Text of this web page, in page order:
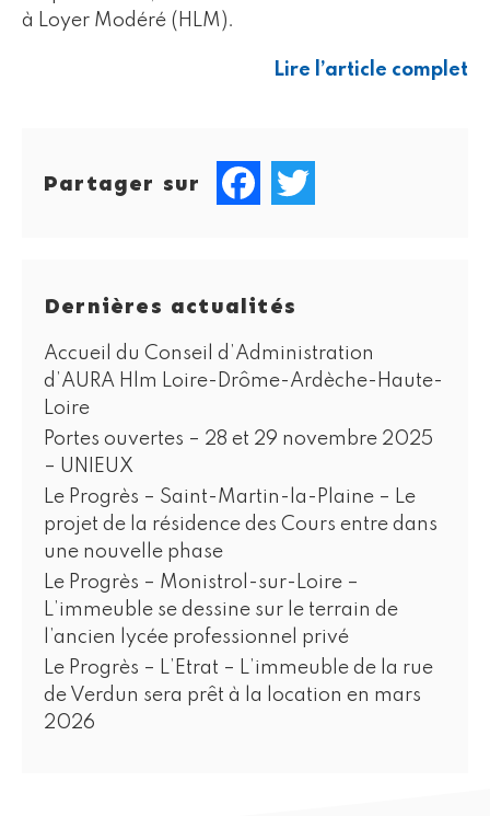
à Loyer Modéré (HLM).
Lire l’article complet
Partager sur Facebook
Dernières actualités
Accueil du Conseil d’Administration
d’AURA Hlm Loire-Drôme-Ardèche-Haute-
Loire
Portes ouvertes – 28 et 29 novembre 2025
– UNIEUX
Le Progrès – Saint-Martin-la-Plaine – Le
projet de la résidence des Cours entre dans
une nouvelle phase
Le Progrès – Monistrol-sur-Loire –
L’immeuble se dessine sur le terrain de
l’ancien lycée professionnel privé
Le Progrès – L’Etrat – L’immeuble de la rue
de Verdun sera prêt à la location en mars
2026